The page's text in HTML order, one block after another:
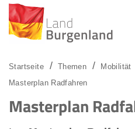
Startseite Themen Mobilität
Masterplan Radfahren
Masterplan